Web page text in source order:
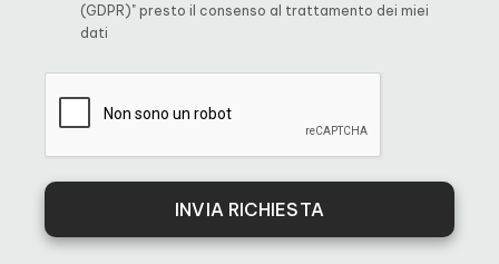
(GDPR)" presto il consenso al trattamento dei miei
dati
INVIA RICHIESTA